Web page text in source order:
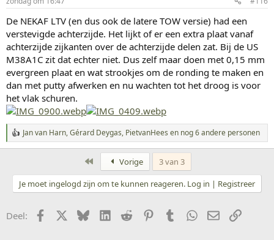
g
e
:
De NEKAF LTV (en dus ook de latere TOW versie) had een
verstevigde achterzijde. Het lijkt of er een extra plaat vanaf
achterzijde zijkanten over de achterzijde delen zat. Bij de US
M38A1C zit dat echter niet. Dus zelf maar doen met 0,15 mm
evergreen plaat en wat strookjes om de ronding te maken en
dan met putty afwerken en nu wachten tot het droog is voor
het vlak schuren.
W
a
d
n
Jan van Harn,Gérard Deygas, PietvanHees en nog 6 andere personen
Eerste Vorige
3 van 3
Je moet ingelogd zijn om te kunnen reageren. Log in | Registreer
Deel: Facebook BlueskyLinkedIn
Reddit PinterestTumblrWhatsApp
E-mail